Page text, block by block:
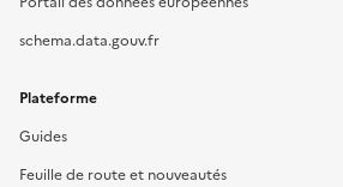
schema.data.gouv.fr
Plateforme
Guides
Feuille de route et nouveautés